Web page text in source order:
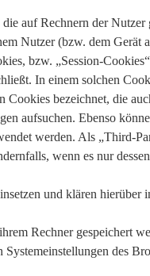
auf Rechnern der
Nutzer (bzw. dem Gerät
bzw. „Session-
In einem solchen
Cookies bezeichnet, die
aufsuchen. Ebenso
werden. Als „Third-
wenn es nur
und klären hierüber
Rechner gespeichert
des